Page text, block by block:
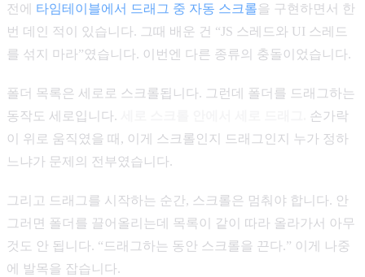
전에 타임테이블에서 드래그 중 자동 스크롤 을 구현하면서 한
번 데인 적이 있습니다. 그때 배운 건 “JS 스레드와 UI 스레드
를 섞지 마라”였습니다. 이번엔 다른 종류의 충돌이었습니다.
폴더 목록은 세로로 스크롤됩니다. 그런데 폴더를 드래그하는
동작도 세로입니다.
손가락
이 위로 움직였을 때, 이게 스크롤인지 드래그인지 누가 정하
느냐가 문제의 전부였습니다.
그리고 드래그를 시작하는 순간, 스크롤은 멈춰야 합니다. 안
그러면 폴더를 끌어올리는데 목록이 같이 따라 올라가서 아무
것도 안 됩니다. “드래그하는 동안 스크롤을 끈다.” 이게 나중
에 발목을 잡습니다.